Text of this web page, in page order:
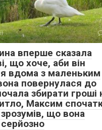
вперше сказала
що хоче, аби він
вдома з маленьким
повернулася до
збирати гроші
Максим
що вона